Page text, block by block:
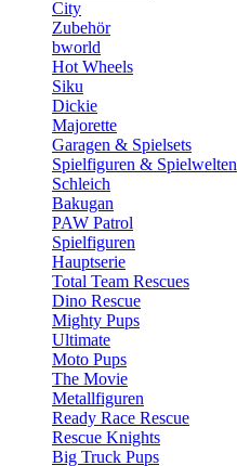
City
Zubehör
bworld
Hot Wheels
Siku
Dickie
Majorette
Garagen & Spielsets
Spielfiguren & Spielwelten
Schleich
Bakugan
PAW Patrol
Spielfiguren
Hauptserie
Total Team Rescues
Dino Rescue
Mighty Pups
Ultimate
Moto Pups
The Movie
Metallfiguren
Ready Race Rescue
Rescue Knights
Big Truck Pups